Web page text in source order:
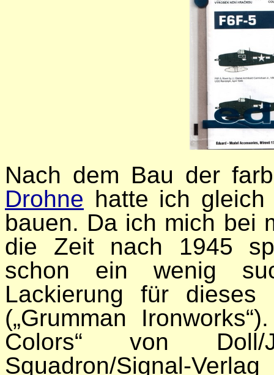
Nach dem Bau der
Drohne hatte ich
bauen. Da ich mich bei
die Zeit nach 1945
schon ein wenig
Lackierung für
(„Grumman
Colors“ von Doll/
Squadron/Signal-